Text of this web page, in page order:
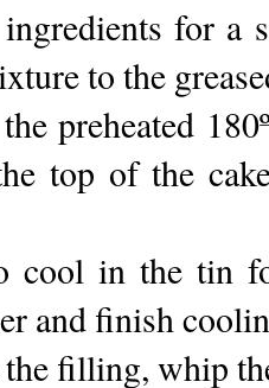
for a
to the
preheated
top of the
cool in the tin
and finish
the filling, whip